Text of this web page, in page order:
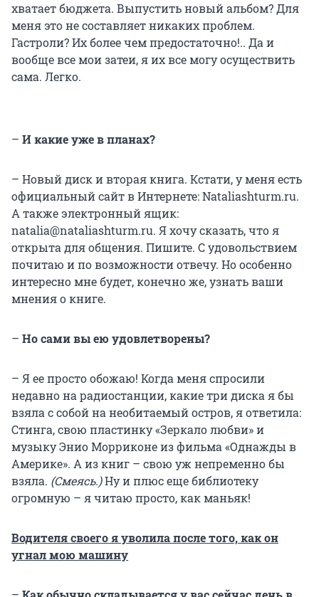
хватает бюджета. Выпустить новый альбом? Для
меня это не составляет никаких проблем.
Гастроли? Их более чем предостаточно!.. Да и
вообще все мои затеи, я их все могу осуществить
сама. Легко.
– И какие уже в планах?
– Новый диск и вторая книга. Кстати, у меня есть
официальный сайт в Интернете: Nataliashturm.ru.
А также электронный ящик:
natalia@nataliashturm.ru. Я хочу сказать, что я
открыта для общения. Пишите. С удовольствием
почитаю и по возможности отвечу. Но особенно
интересно мне будет, конечно же, узнать ваши
мнения о книге.
– Но сами вы ею удовлетворены?
– Я ее просто обожаю! Когда меня спросили
недавно на радиостанции, какие три диска я бы
взяла с собой на необитаемый остров, я ответила:
Стинга, свою пластинку «Зеркало любви» и
музыку Энио Морриконе из фильма «Однажды в
Америке». А из книг – свою уж непременно бы
взяла. (Смеясь.)Ну и плюс еще библиотеку
огромную – я читаю просто, как маньяк!
Водителя своего я уволила после того, как он
угнал мою машину